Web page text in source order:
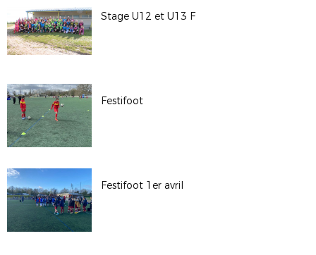
Stage U12 et U13 F
Festifoot
Festifoot 1er avril